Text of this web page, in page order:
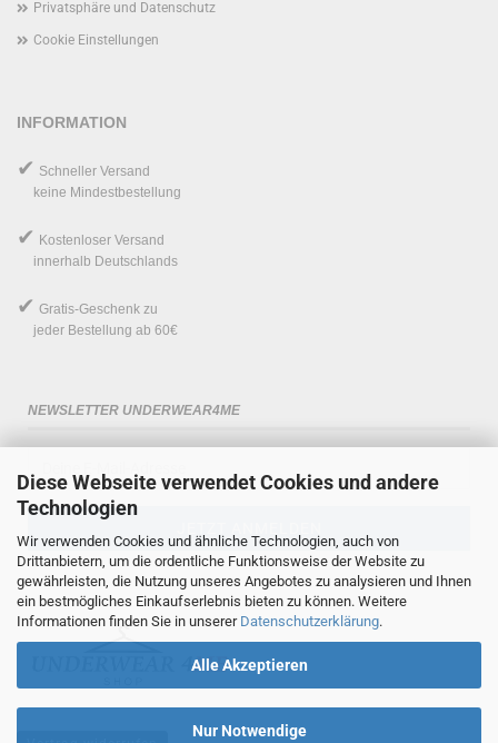
Diese Webseite verwendet Cookies und andere
Technologien
Wir verwenden Cookies und ähnliche Technologien, auch von
Drittanbietern, um die ordentliche Funktionsweise der Website zu
gewährleisten, die Nutzung unseres Angebotes zu analysieren und Ihnen
ein bestmögliches Einkaufserlebnis bieten zu können. Weitere
Informationen finden Sie in unserer Datenschutzerklärung.
Alle Akzeptieren
Nur Notwendige
Privatsphäre und Datenschutz
Cookie Einstellungen
INFORMATION
✔ Schneller Versand
keine Mindestbestellung
✔ Kostenloser Versand
innerhalb Deutschlands
✔ Gratis-Geschenk zu
jeder Bestellung ab 60€
NEWSLETTER UNDERWEAR4ME